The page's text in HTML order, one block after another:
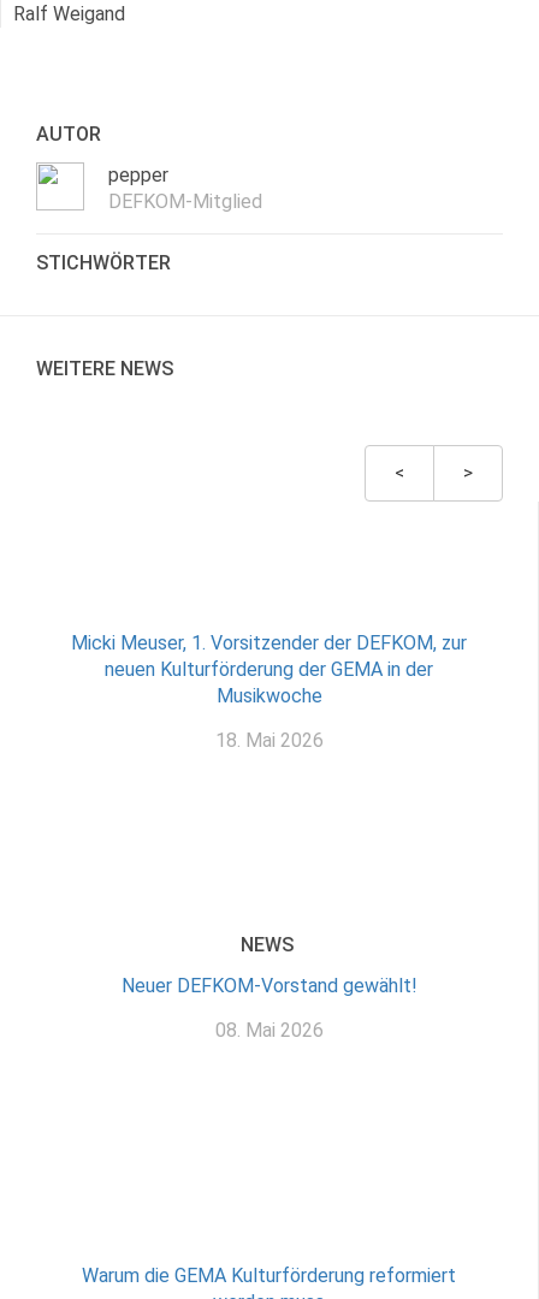
Ralf Weigand
AUTOR
pepper
DEFKOM-Mitglied
STICHWÖRTER
WEITERE NEWS
< >
Micki Meuser, 1. Vorsitzender der DEFKOM, zur
neuen Kulturförderung der GEMA in der
Musikwoche
18. Mai 2026
NEWS
Neuer DEFKOM-Vorstand gewählt!
08. Mai 2026
Warum die GEMA Kulturförderung reformiert